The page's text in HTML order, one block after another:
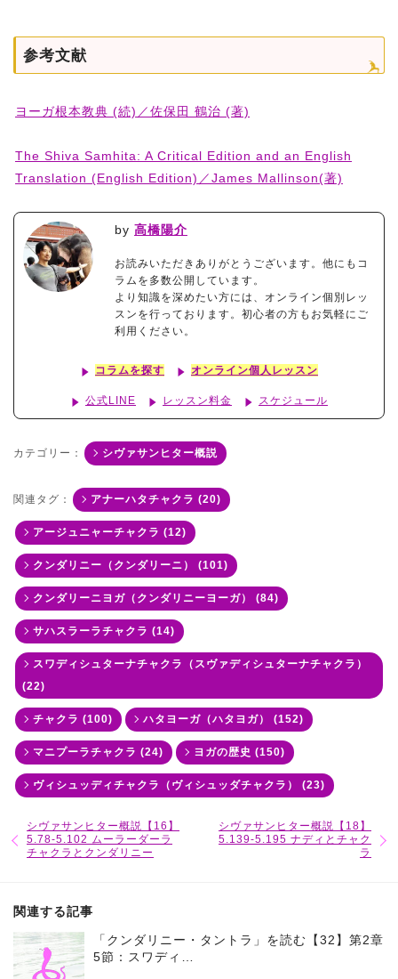
参考文献
ヨーガ根本教典 (続)／佐保田 鶴治 (著)
The Shiva Samhita: A Critical Edition and an English
Translation (English Edition)／James Mallinson(著)
by 高橋陽介
お読みいただきありがとうございます。他にもコ
ラムを多数公開しています。
より知識を深めたい方には、オンライン個別レッ
スンを行っております。初心者の方もお気軽にご
利用ください。
コラムを探す オンライン個人レッスン
公式LINE レッスン料金 スケジュール
カテゴリー： シヴァサンヒター概説
関連タグ： アナーハタチャクラ (20)
アージュニャーチャクラ (12)
クンダリニー（クンダリーニ） (101)
クンダリーニヨガ（クンダリニーヨーガ） (84)
サハスラーラチャクラ (14)
スワディシュターナチャクラ（スヴァディシュターナチャクラ）
(22)
チャクラ (100) ハタヨーガ（ハタヨガ） (152)
マニプーラチャクラ (24) ヨガの歴史 (150)
ヴィシュッディチャクラ（ヴィシュッダチャクラ） (23)
シヴァサンヒター概説【16】
5.78-5.102 ムーラーダーラ
チャクラとクンダリニー
シヴァサンヒター概説【18】
5.139-5.195 ナディとチャク
ラ
関連する記事
「クンダリニー・タントラ」を読む【32】第2章
5節：スワディ…